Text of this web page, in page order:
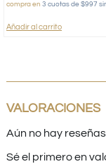
compra en 3 cuotas de $997
Añadir al carrito
VALORACIONES
Aún no hay reseñas
Sé el primero en